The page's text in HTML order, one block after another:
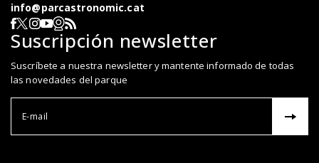
Segueix-nos a Facebook
Segueix-nos a X
Segueix-nos a Instagram
Segueix-nos a YouTube
Webcam en directe
RSS del Parc Astronòmic
info@parcastronomic.cat
Suscripción newsletter
Suscríbete a nuestra newsletter y mantente informado de todas
las novedades del parque